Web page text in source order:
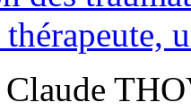
Claude